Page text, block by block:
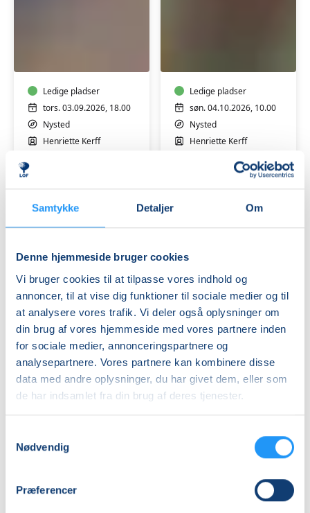
Samtykke Detaljer Om
Denne hjemmeside bruger cookies
Vi bruger cookies til at tilpasse vores indhold og
annoncer, til at vise dig funktioner til sociale medier og til
at analysere vores trafik. Vi deler også oplysninger om
din brug af vores hjemmeside med vores partnere inden
for sociale medier, annonceringspartnere og
analysepartnere. Vores partnere kan kombinere disse
data med andre oplysninger, du har givet dem, eller som
de har indsamlet fra din brug af deres tjenester.
Nødvendig
Præferencer
Ledige pladser
tors. 03.09.2026, 18.00
Nysted
Henriette Kerff
Ledige pladser
søn. 04.10.2026, 10.00
Nysted
Henriette Kerff
Juledekorationer
workshop
Ledige pladser
søn. 22.11.2026, 10.00
Nysted
Henriette Kerff
Vi tilbyder et bredt udvalg i kurser i Blomster, fra
Der bliver løbende slået nye kurser op - hold dig